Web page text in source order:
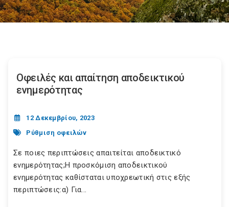
Οφειλές και απαίτηση αποδεικτικού
ενημερότητας
12 Δεκεμβρίου, 2023
Ρύθμιση οφειλών
Σε ποιες περιπτώσεις απαιτείται αποδεικτικό
ενημερότητας;Η προσκόμιση αποδεικτικού
ενημερότητας καθίσταται υποχρεωτική στις εξής
περιπτώσεις:α) Για...